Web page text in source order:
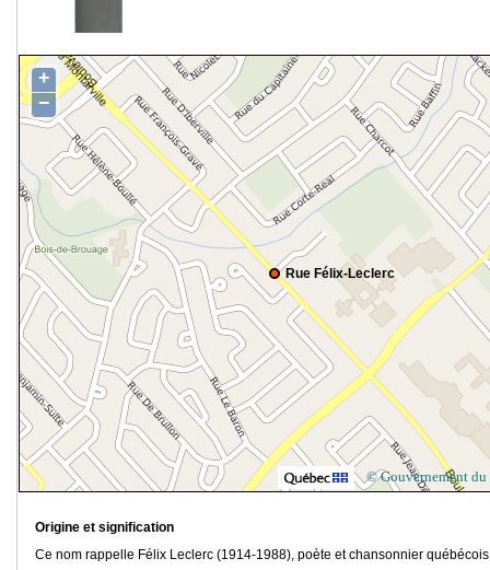
Rue Félix-Leclerc
+
−
© Gouvernement du
Origine et signification
Ce nom rappelle Félix Leclerc (1914-1988), poète et chansonnier